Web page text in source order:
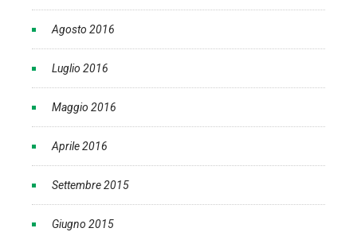
Agosto 2016
Luglio 2016
Maggio 2016
Aprile 2016
Settembre 2015
Giugno 2015